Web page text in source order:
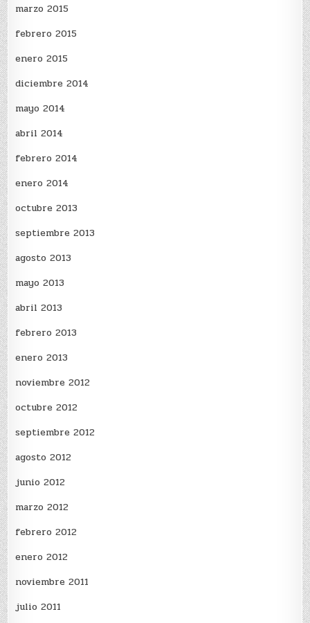
marzo 2015
febrero 2015
enero 2015
diciembre 2014
mayo 2014
abril 2014
febrero 2014
enero 2014
octubre 2013
septiembre 2013
agosto 2013
mayo 2013
abril 2013
febrero 2013
enero 2013
noviembre 2012
octubre 2012
septiembre 2012
agosto 2012
junio 2012
marzo 2012
febrero 2012
enero 2012
noviembre 2011
julio 2011